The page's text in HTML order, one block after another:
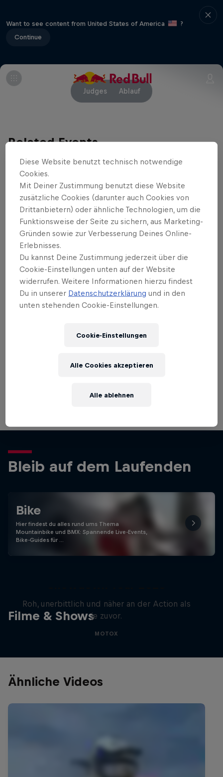
Want to see content from United States of America
?
Continue
Judges Ablauf
Related Events
26 – 28 Juni 2026
Bleib auf dem Laufenden
Bike
Hier findest du alles rund ums Thema
Mountainbike und BMX: Spannende Live-Events,
Bike-Guides für …
Filme & Shows
Roh, unerbittlich und näher an der Action als
je zuvor.
MOTOX
Ähnliche Videos
Diese Website benutzt technisch notwendige
Cookies.
Mit Deiner Zustimmung benutzt diese Website
zusätzliche Cookies (darunter auch Cookies von
Drittanbietern) oder ähnliche Technologien, um die
Funktionsweise der Seite zu sichern, aus Marketing-
Gründen sowie zur Verbesserung Deines Online-
Erlebnisses.
Du kannst Deine Zustimmung jederzeit über die
Cookie-Einstellungen unten auf der Website
widerrufen. Weitere Informationen hierzu findest
Du in unserer Datenschutzerklärung und in den
unten stehenden Cookie-Einstellungen.
Cookie-Einstellungen
Alle ablehnen
Alle Cookies akzeptieren